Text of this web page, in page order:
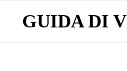
content
GUIDA DI